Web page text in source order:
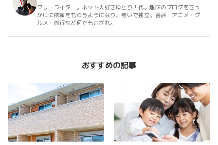
フリーライター。ネット大好きゆとり世代。趣味のブログをきっ
かけに依頼をもらうようになり、勢いで独立。書評・アニメ・グ
ルメ・旅行など何でもござれ。
おすすめの記事